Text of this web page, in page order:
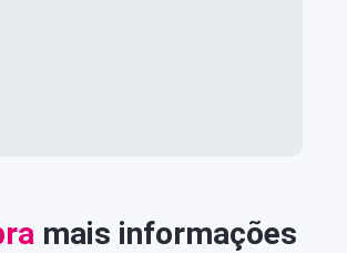
mais informações